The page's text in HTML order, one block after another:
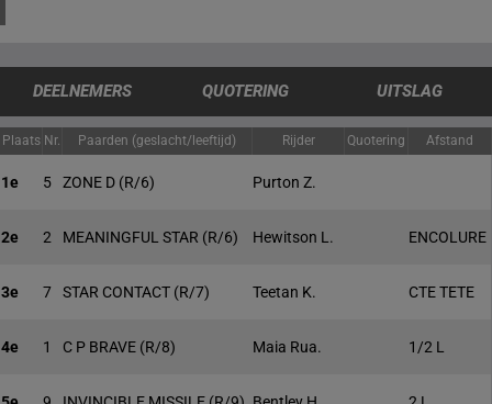
DEELNEMERS QUOTERING UITSLAG
Plaats Nr. Paarden (geslacht/leeftijd) Rijder Quotering Afstand
1e 5 ZONE D (R/6) Purton Z.
2e 2 MEANINGFUL STAR (R/6) Hewitson L. ENCOLURE
3e 7 STAR CONTACT (R/7) Teetan K. CTE TETE
4e 1 C P BRAVE (R/8) Maia Rua. 1/2 L